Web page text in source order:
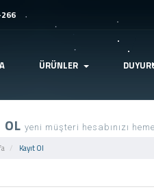
ÜRÜNLER
yeni müşteri hesabınızı
Kayıt Ol